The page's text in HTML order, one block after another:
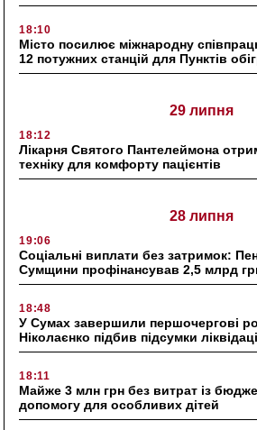
18:10
Місто посилює міжнародну
12 потужних станцій для Пунктів
29 липня
18:12
Лікарня Святого Пантелеймона
техніку для комфорту пацієнтів
28 липня
19:06
Соціальні виплати без затримок:
Сумщини профінансував 2,5 млрд
18:48
У Сумах завершили першочергові
Ніколаєнко підбив підсумки
18:11
Майже 3 млн грн без витрат із
допомогу для особливих дітей